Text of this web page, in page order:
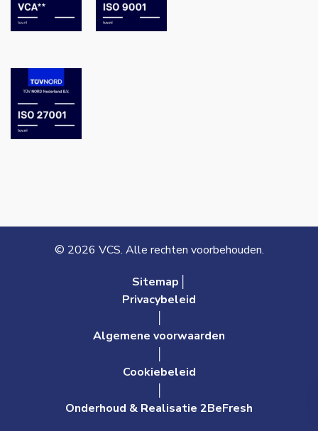
© 2026 VCS. Alle rechten voorbehouden.
Sitemap│
Privacybeleid
Algemene voorwaarden
Cookiebeleid
Onderhoud & Realisatie 2BeFresh